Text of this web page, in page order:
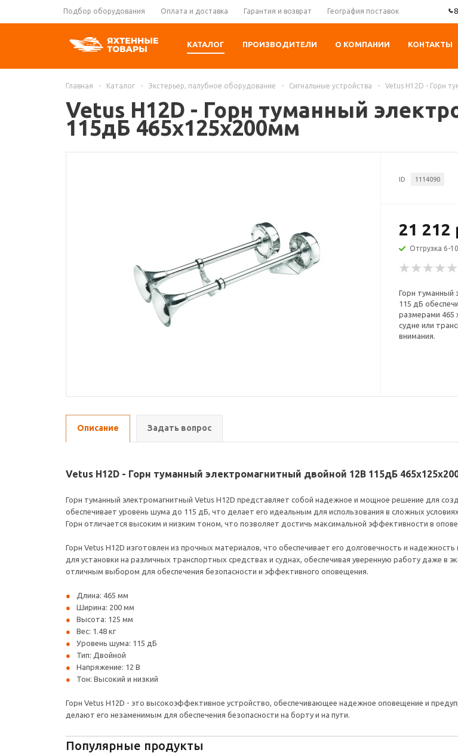
Подбор оборудования Оплата и доставка Гарантия и возврат География поставок
КАТАЛОГ ПРОИЗВОДИТЕЛИ О КОМПАНИИ КОНТАКТЫ
Главная - Каталог - Экстерьер, палубное оборудование - Сигнальные устройства - Vetus H12D - Горн
Vetus H12D - Горн туманный
115дБ 465x125x200мм
ID 1114090
21 212
Отгрузка 6-
Горн туманный
115 дБ
размерами 465
судне или
внимания.
Описание Задать вопрос
Vetus H12D - Горн туманный электромагнитный двойной 12В 115дБ
Горн туманный электромагнитный Vetus H12D представляет собой надежное и мощное решение для
обеспечивает уровень шума до 115 дБ, что делает его идеальным для использования в сложных
Горн отличается высоким и низким тоном, что позволяет достичь максимальной эффективности в
Горн Vetus H12D изготовлен из прочных материалов, что обеспечивает его долговечность и
для установки на различных транспортных средствах и суднах, обеспечивая уверенную работу даже
отличным выбором для обеспечения безопасности и эффективного оповещения.
Длина: 465 мм
Ширина: 200 мм
Высота: 125 мм
Вес: 1.48 кг
Уровень шума: 115 дБ
Тип: Двойной
Напряжение: 12 В
Тон: Высокий и низкий
Горн Vetus H12D - это высокоэффективное устройство, обеспечивающее надежное оповещение и
делают его незаменимым для обеспечения безопасности на борту и на пути.
Популярные продукты